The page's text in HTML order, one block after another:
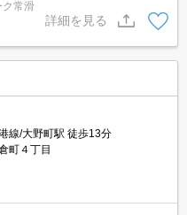
ク常滑
詳細を見る
線/大野町駅 徒歩13分
町４丁目